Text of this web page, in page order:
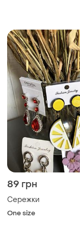
89 грн
Сережки
One size